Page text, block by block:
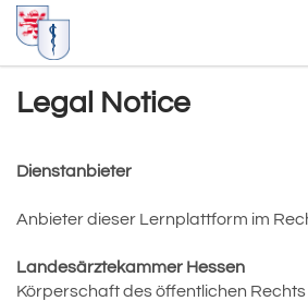
Legal Notice
Dienstanbieter
Anbieter dieser Lernplattform im
Landesärztekammer Hessen
Körperschaft des öffentlichen Rechts